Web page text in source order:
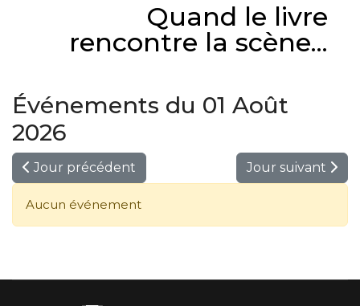
Quand le livre
rencontre la scène...
Événements du 01 Août
2026
Jour précédent Jour suivant
Aucun événement